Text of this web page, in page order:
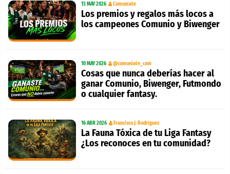
13 MAY 2026 Comuniate
Los premios y regalos más locos a
los campeones Comunio y Biwenger
10 MAY 2026 @comuniate_com
Cosas que nunca deberías hacer al
ganar Comunio, Biwenger, Futmondo
o cualquier fantasy.
16 ABR 2026 Francisco J. Rodríguez
La Fauna Tóxica de tu Liga Fantasy
¿Los reconoces en tu comunidad?